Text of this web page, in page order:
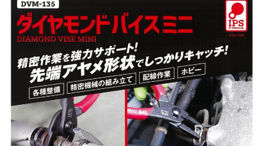
CAMPDRUNK
キャンプドランク
MAKING
製品ができるまで
RECRUIT
採用情報